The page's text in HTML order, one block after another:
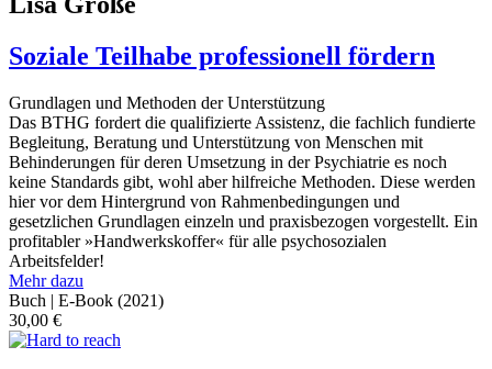
Soziale Teilhabe professionell fördern
Grundlagen und Methoden der Unterstützung
Das BTHG fordert die qualifizierte Assistenz, die fachlich fundierte
Begleitung, Beratung und Unterstützung von Menschen mit
Behinderungen für deren Umsetzung in der Psychiatrie es noch
keine Standards gibt, wohl aber hilfreiche Methoden. Diese werden
hier vor dem Hintergrund von Rahmenbedingungen und
gesetzlichen Grundlagen einzeln und praxisbezogen vorgestellt. Ein
profitabler »Handwerkskoffer« für alle psychosozialen
Arbeitsfelder!
Mehr dazu
Buch | E-Book (2021)
30,00 €